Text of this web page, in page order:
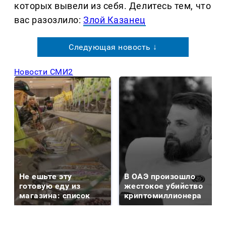
которых вывели из себя. Делитеcь тем, что
вас разозлило:Злой Казанец
Следующая новость ↓
Новости СМИ2
Не ешьте эту
готовую еду из
магазина: список
В ОАЭ произошло
жестокое убийство
криптомиллионера